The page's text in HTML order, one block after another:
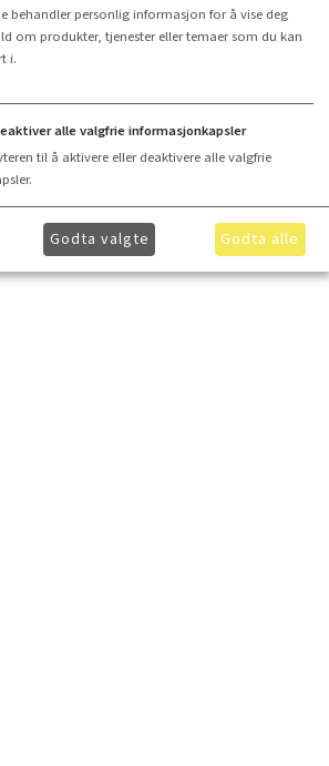
Ta kontakt medhei@lydkonsept.no
behandler personlig informasjon for å vise deg
om produkter, tjenester eller temaer som du kan
i.
alle valgfrie informasjonkapsler
til å aktivere eller deaktivere alle valgfrie
Godta valgte Godta alle